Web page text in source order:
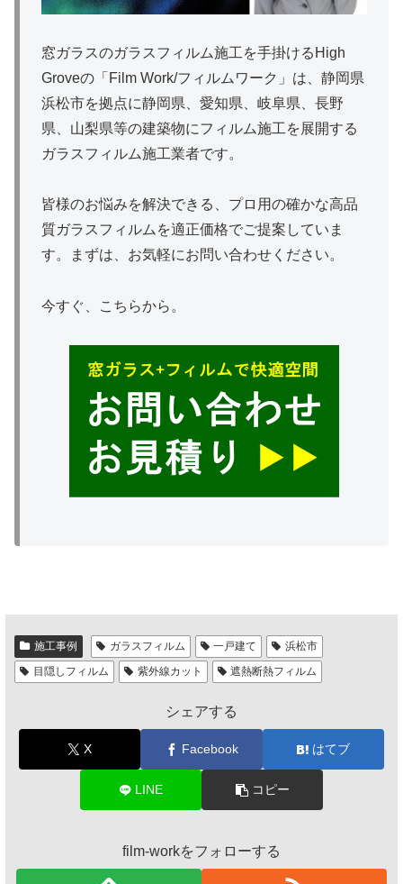
窓ガラスのガラスフィルム施工を手掛けるHigh
Groveの「Film Work/フィルムワーク」は、静岡県
浜松市を拠点に静岡県、愛知県、岐阜県、長野
県、山梨県等の建築物にフィルム施工を展開する
ガラスフィルム施工業者です。
皆様のお悩みを解決できる、プロ用の確かな高品
質ガラスフィルムを適正価格でご提案していま
す。まずは、お気軽にお問い合わせください。
今すぐ、こちらから。
施工事例 ガラスフィルム 一戸建て
浜松市
目隠しフィルム
紫外線カット 遮熱断熱フィルム
シェアする
X Facebook はてブ
LINE コピー
film-workをフォローする